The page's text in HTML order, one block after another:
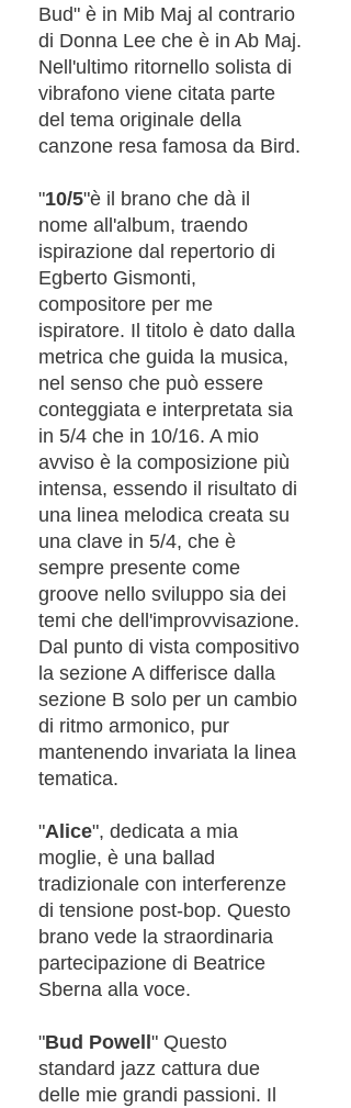
Bud" è in Mib Maj al contrario
di Donna Lee che è in Ab Maj.
Nell'ultimo ritornello solista di
vibrafono viene citata parte
del tema originale della
canzone resa famosa da Bird.
"10/5"è il brano che dà il
nome all'album, traendo
ispirazione dal repertorio di
Egberto Gismonti,
compositore per me
ispiratore. Il titolo è dato dalla
metrica che guida la musica,
nel senso che può essere
conteggiata e interpretata sia
in 5/4 che in 10/16. A mio
avviso è la composizione più
intensa, essendo il risultato di
una linea melodica creata su
una clave in 5/4, che è
sempre presente come
groove nello sviluppo sia dei
temi che dell'improvvisazione.
Dal punto di vista compositivo
la sezione A differisce dalla
sezione B solo per un cambio
di ritmo armonico, pur
mantenendo invariata la linea
tematica.
"Alice", dedicata a mia
moglie, è una ballad
tradizionale con interferenze
di tensione post-bop. Questo
brano vede la straordinaria
partecipazione di Beatrice
Sberna alla voce.
"Bud Powell" Questo
standard jazz cattura due
delle mie grandi passioni. Il